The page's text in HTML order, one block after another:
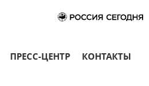
ПРЕСС-ЦЕНТР КОНТАКТЫ